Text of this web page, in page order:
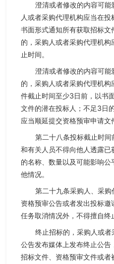
澄清或者修改的内容可
人或者采购代理机构应当在
书面形式通知所有获取招标文
的，采购人或者采购代理机
止时间。
澄清或者修改的内容可
的，采购人或者采购代理机
件截止时间至少3日前，以书
文件的潜在投标人；不足3日
应当顺延提交资格预审申请文
第二十八条投标截止时
和有关人员不得向他人透露已
的名称、数量以及可能影响
他情况。
第二十九条采购人、采购
资格预审公告或者发出投标
任务取消情况外，不得擅自终
终止招标的，采购人或
公告发布媒体上发布终止公告
招标文件、资格预审文件或